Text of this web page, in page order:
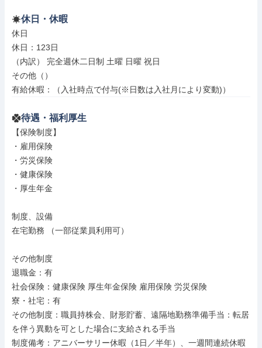
休日・休暇
休日
休日：123日
（内訳） 完全週休二日制 土曜 日曜 祝日
その他（）
有給休暇：（入社時点で付与(※日数は入社月により変動)）
待遇・福利厚生
【保険制度】
・雇用保険
・労災保険
・健康保険
・厚生年金
制度、設備
在宅勤務 （一部従業員利用可）
その他制度
退職金：有
社会保険：健康保険 厚生年金保険 雇用保険 労災保険
寮・社宅：有
その他制度：職員持株会、財形貯蓄、遠隔地勤務準備手当：転居
を伴う異動を可とした場合に支給される手当
制度備考：アニバーサリー休暇（1日／半年）、一週間連続休暇